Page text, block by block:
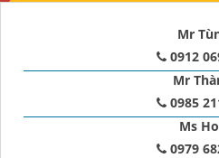
Mr
0912
Mr
0985
Ms
0979